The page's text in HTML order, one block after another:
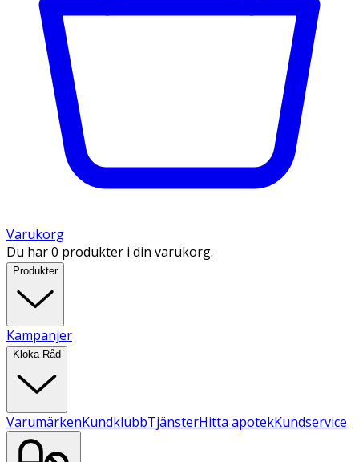
Varukorg
Du har 0 produkter i din varukorg.
Produkter
Kampanjer
Kloka Råd
VarumärkenKundklubbTjänsterHitta apotekKundservice